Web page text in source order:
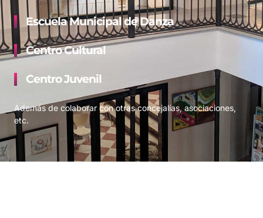
Escuela Municipal de Danza
Centro Cultural
Centro Juvenil
Además de colaborar con otras concejalías, asociaciones,
etc.